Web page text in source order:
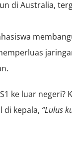
di Australia,
ke luar negeri?
di kepala, “Lulus